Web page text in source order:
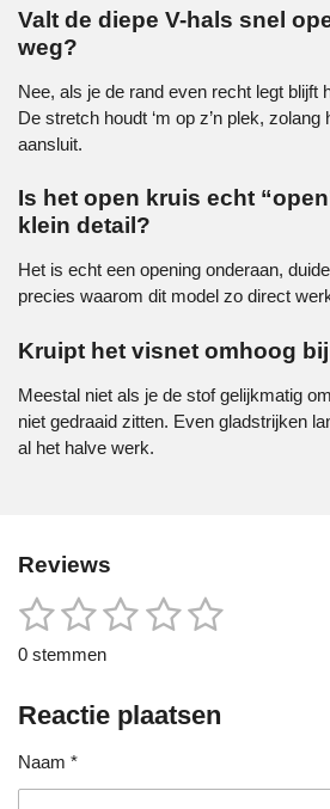
Valt de diepe V-hals snel
weg?
Nee, als je de rand even recht legt blijft
De stretch houdt ‘m op z’n plek,
aansluit.
Is het open kruis echt
klein detail?
Het is echt een opening onderaan,
precies waarom dit model zo direct
Kruipt het visnet omhoog
Meestal niet als je de stof gelijkmatig
niet gedraaid zitten. Even gladstrijken
al het halve werk.
Reviews
R
a
t
n
:
0
1
s
e
r
2
s
e
r
3
s
e
4
e
5
e
S
0 stemmen
Reactie plaatsen
Naam *